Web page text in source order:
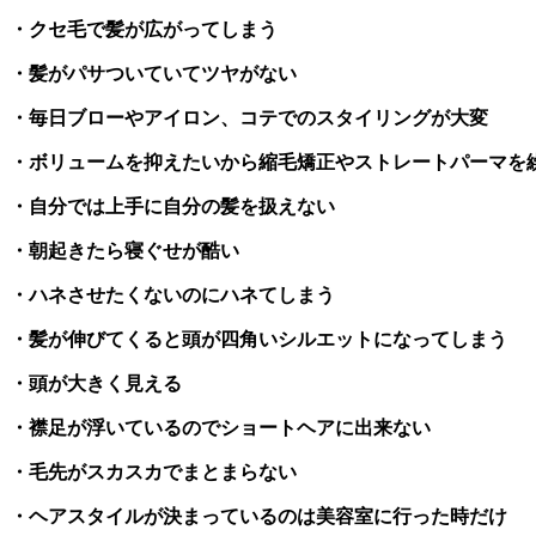
・クセ毛で髪が広がってしまう
・髪がパサついていてツヤがない
・毎日ブローやアイロン、コテでのスタイリングが大変
・ボリュームを抑えたいから縮毛矯正やストレートパーマを
・自分では上手に自分の髪を扱えない
・朝起きたら寝ぐせが酷い
・ハネさせたくないのにハネてしまう
・髪が伸びてくると頭が四角いシルエットになってしまう
・頭が大きく見える
・襟足が浮いているのでショートヘアに出来ない
・毛先がスカスカでまとまらない
・ヘアスタイルが決まっているのは美容室に行った時だけ